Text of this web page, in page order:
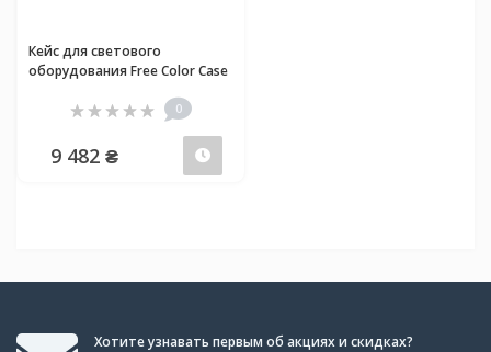
Кейс для светового
оборудования Free Color Case
0
9 482 ₴
Хотите узнавать первым об акциях и скидках?